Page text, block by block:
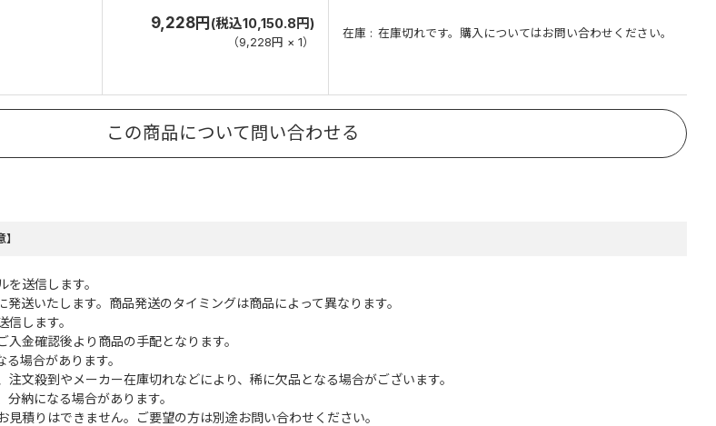
9,228円(税込10,150.8円)
（9,228円 × 1）
在庫 在庫切れです。購入についてはお問い合わせください。
この商品について問い合わせる
送信します。
送いたします。商品発送のタイミングは商品によって異なります。
します。
金確認後より商品の手配となります。
場合があります。
文殺到やメーカー在庫切れなどにより、稀に欠品となる場合がございます。
納になる場合があります。
積りはできません。ご要望の方は別途お問い合わせください。